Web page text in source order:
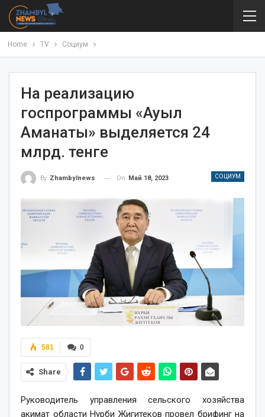
Home TV Социум
На реализацию
госпрограммы «Ауыл
Аманаты» выделяется 24
млрд. тенге
СОЦИУМ
By Zhambylnews On Май 18, 2023
0
581
Share
Руководитель управления сельского хозяйства
акимат области Нурби Жигитеков провел брифинг на